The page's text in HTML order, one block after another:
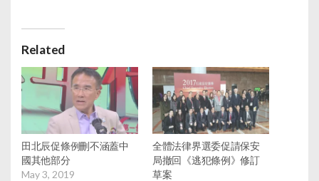
Related
田北辰促條例刪不涵蓋中
國其他部分
May 3, 2019
全體法律界選委促請保安
局撤回《逃犯條例》修訂
草案